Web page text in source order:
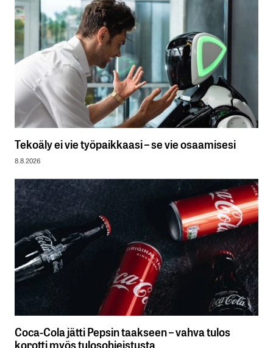
Tekoäly ei vie työpaikkaasi – se vie osaamisesi
8.8.2026
Coca-Cola jätti Pepsin taakseen – vahva tulos
korotti myös tulosohjeistusta